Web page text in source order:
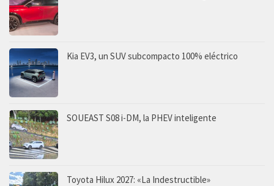
Kia EV3, un SUV subcompacto 100% eléctrico
SOUEAST S08 i-DM, la PHEV inteligente
Toyota Hilux 2027: «La Indestructible»